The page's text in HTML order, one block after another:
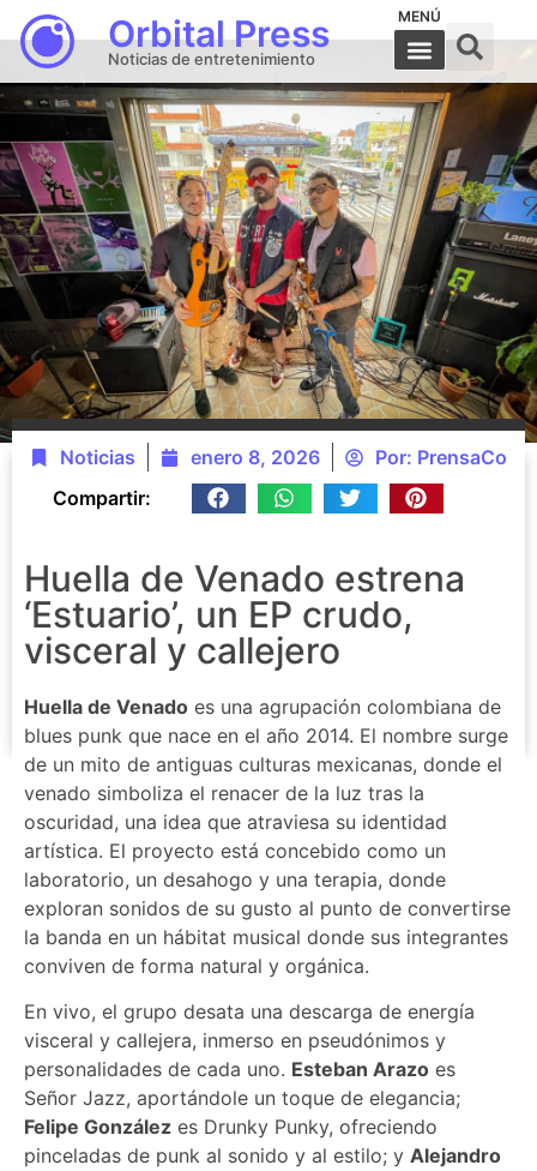
Orbital Press
Noticias de entretenimiento
MENÚ
Noticias enero 8, 2026 Por: PrensaCo
Compartir:
Huella de Venado estrena
‘Estuario’, un EP crudo,
visceral y callejero
Huella de Venado es una agrupación colombiana de
blues punk que nace en el año 2014. El nombre surge
de un mito de antiguas culturas mexicanas, donde el
venado simboliza el renacer de la luz tras la
oscuridad, una idea que atraviesa su identidad
artística. El proyecto está concebido como un
laboratorio, un desahogo y una terapia, donde
exploran sonidos de su gusto al punto de convertirse
la banda en un hábitat musical donde sus integrantes
conviven de forma natural y orgánica.
En vivo, el grupo desata una descarga de energía
visceral y callejera, inmerso en pseudónimos y
personalidades de cada uno. Esteban Arazo es
Señor Jazz, aportándole un toque de elegancia;
Felipe González es Drunky Punky, ofreciendo
pinceladas de punk al sonido y al estilo; y Alejandro